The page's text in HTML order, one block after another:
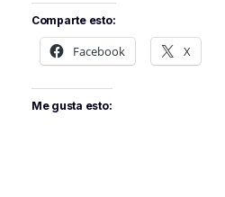
Comparte esto:
Facebook X
Me gusta esto: